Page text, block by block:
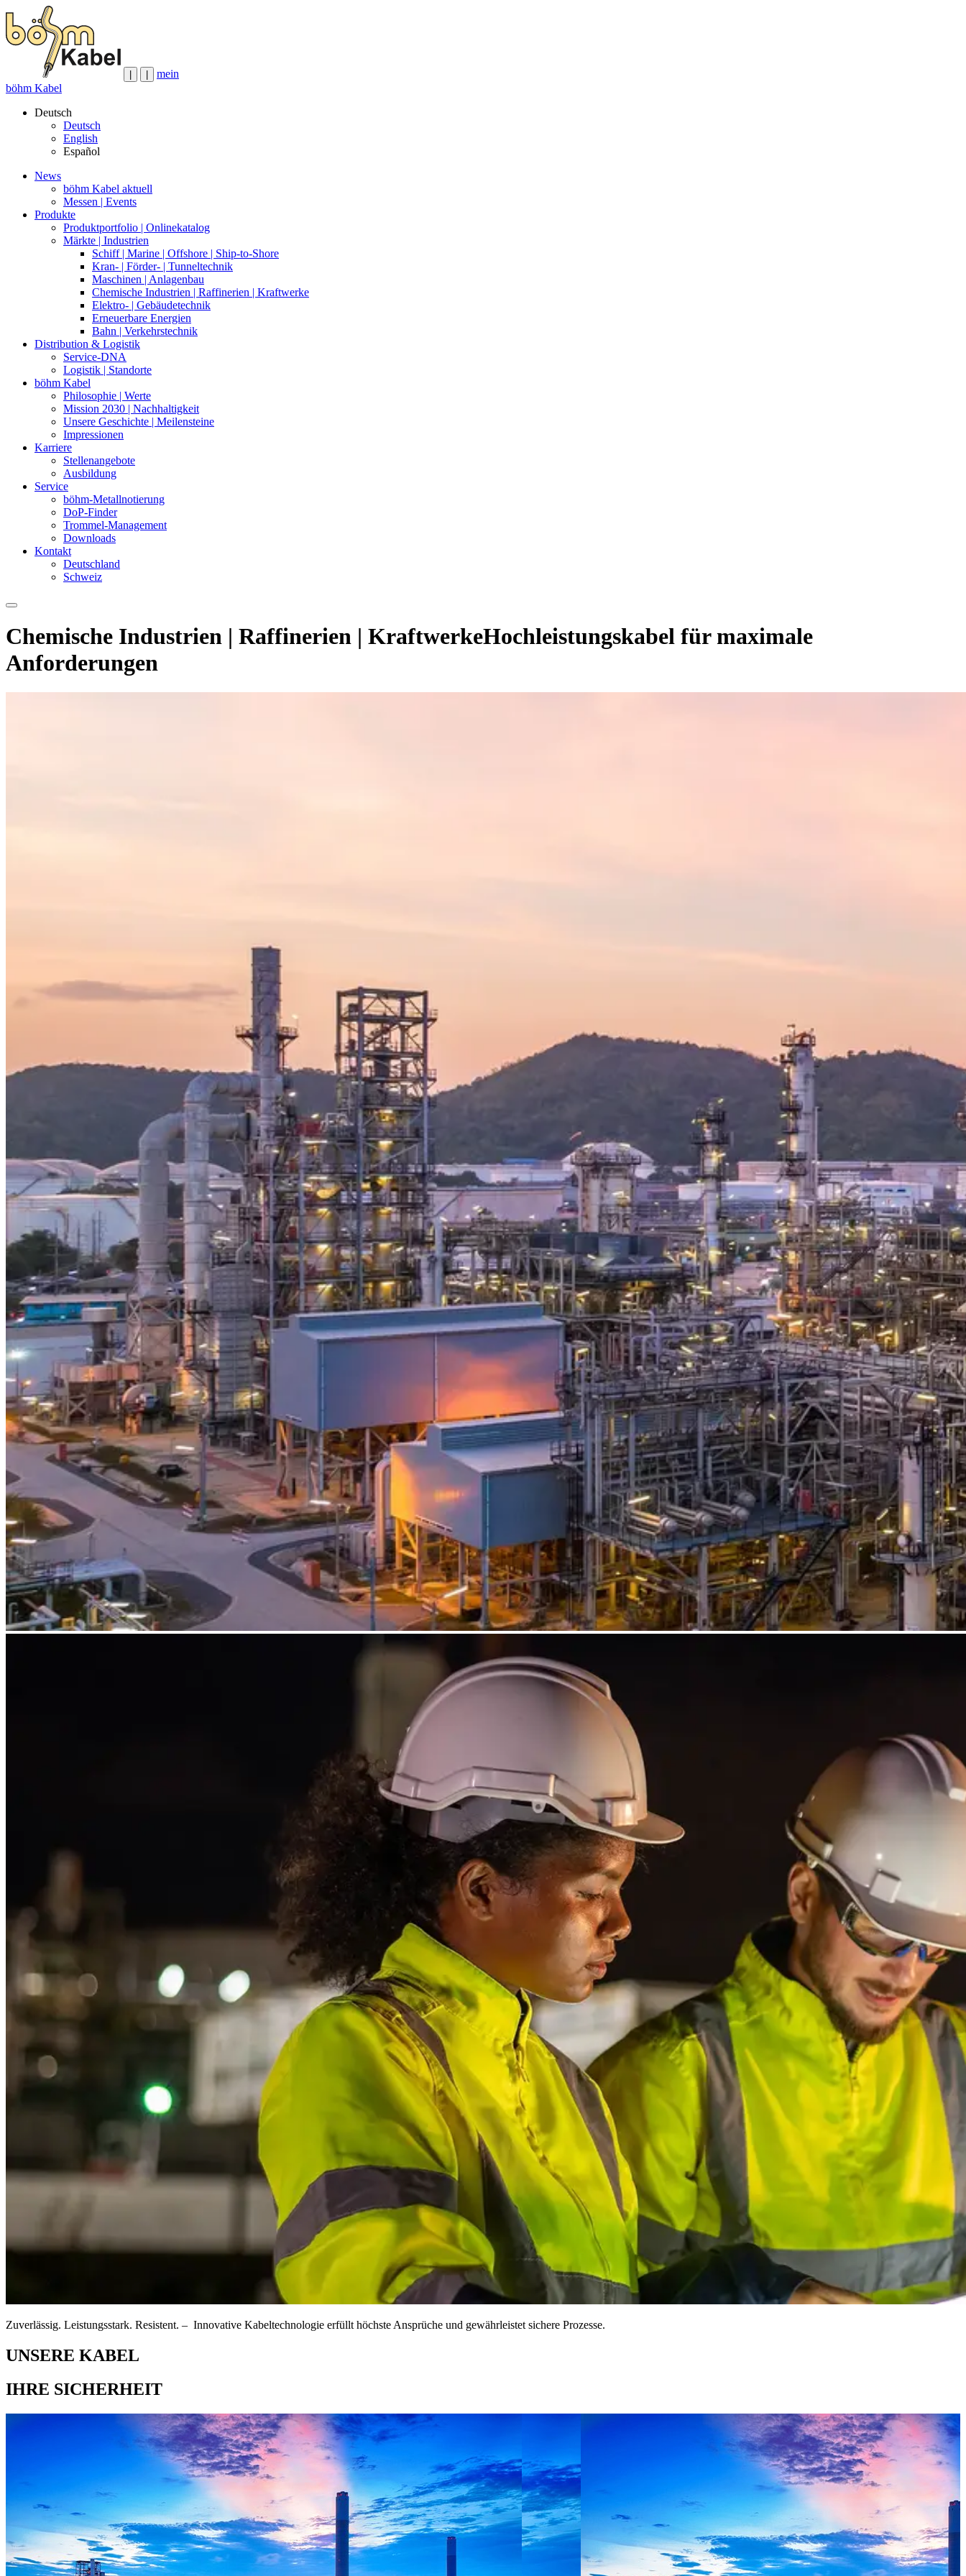
mein
böhm Kabel
Deutsch
Deutsch
English
Español
News
böhm Kabel aktuell
Messen | Events
Produkte
Produktportfolio | Onlinekatalog
Märkte | Industrien
Schiff | Marine | Offshore | Ship-to-Shore
Kran- | Förder- | Tunneltechnik
Maschinen | Anlagenbau
Chemische Industrien | Raffinerien | Kraftwerke
Elektro- | Gebäudetechnik
Erneuerbare Energien
Bahn | Verkehrstechnik
Distribution & Logistik
Service-DNA
Logistik | Standorte
böhm Kabel
Philosophie | Werte
Mission 2030 | Nachhaltigkeit
Unsere Geschichte | Meilensteine
Impressionen
Karriere
Stellenangebote
Ausbildung
Service
böhm-Metallnotierung
DoP-Finder
Trommel-Management
Downloads
Kontakt
Deutschland
Schweiz
Chemische Industrien | Raffinerien | KraftwerkeHochleistungskabel für maximale
Anforderungen
Zuverlässig. Leistungsstark. Resistent. – Innovative Kabeltechnologie erfüllt höchste Ansprüche und gewährleistet sichere Prozesse.
UNSERE KABEL
IHRE SICHERHEIT